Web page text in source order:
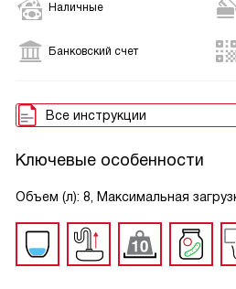
Наличные
Банковский счет
Все инструкции
Ключевые особенности
Объем (л): 8, Максимальная